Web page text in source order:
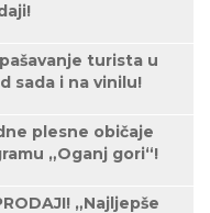
turista u
sada i na vinilu!
plesne običaje
„Oganj gori“!
„Najljepše